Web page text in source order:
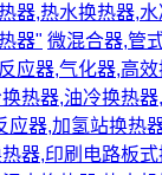
器,热水换热器,
器" 微混合器,管
应器,气化器,高
热器,油冷换热
应器,加氢站换热
器,印刷电路板